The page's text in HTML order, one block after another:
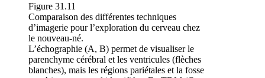
Figure 31.11
Comparaison des différentes techniques
d’imagerie pour l’exploration du cerveau chez
le nouveau-né.
L’échographie (A, B) permet de visualiser le
parenchyme cérébral et les ventricules (flèches
blanches), mais les régions pariétales et la fosse